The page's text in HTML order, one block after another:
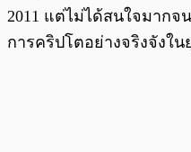
2011 แต่ไม่ได้สนใจมากจ
การคริปโตอย่างจริงจังใ